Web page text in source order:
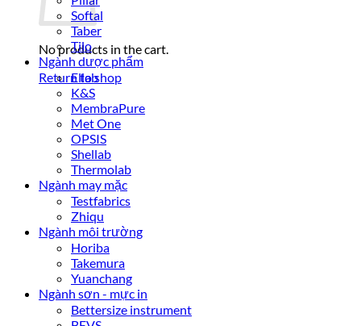
No products in the cart.
Return to shop
Softal
Taber
Tilo
Ngành dược phẩm
Ellab
K&S
MembraPure
Met One
OPSIS
Shellab
Thermolab
Ngành may mặc
Testfabrics
Zhiqu
Ngành môi trường
Horiba
Takemura
Yuanchang
Ngành sơn - mực in
Bettersize instrument